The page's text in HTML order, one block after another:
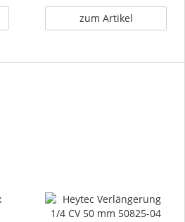
zum Artikel